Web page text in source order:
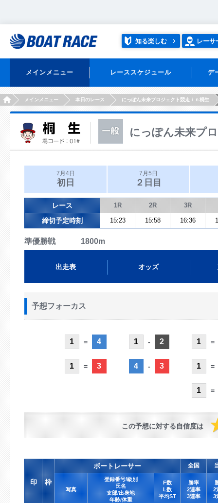
知る楽しむ レーサ
メインメニュー レーススケジュール デ
HOMEメインメニュー 本日のレース にっぽん未来プロジェクト競走ｉｎ桐生
にっぽん未来プ
7月4日
初日
7月5日
２日目
レース 1R 2R 3R
締切予定時刻 15:23 15:58 16:36
準優勝戦 1800m
出走表 オッズ
予想フォーカス
1 = 4
1 = 3
1 - 2
4 - 3
1 =
1 =
1 =
この予想に対する自信度は
印 枠
ボートレーサー 全国
写真
登録番号/級別
氏名
支部/出身地
年齢/体重
F数
L数
平均ST
勝率
2連率
3連率
2
3